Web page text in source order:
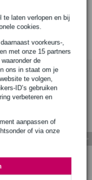
te laten verlopen en bij
cookies.
voorkeurs-,
met onze 15 partners
de
ons in staat om je
te volgen,
ID’s gebruiken
verbeteren en
aanpassen of
of via onze